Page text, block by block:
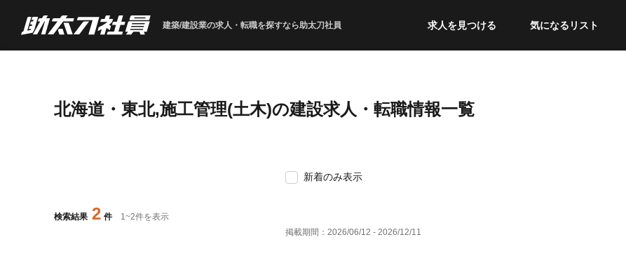
建築/建設業の求人・転職を探すなら助太刀社員 求人を見つける 気になるリスト
北海道・東北,施工管理(土木)の建設求人・転職情報一覧
検索結果 2 件 1~2件を表示
新着のみ表示
掲載期間： 2026/06/12 - 2026/12/11